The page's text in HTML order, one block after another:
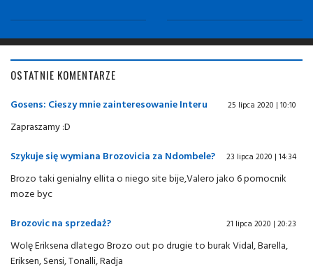
OSTATNIE KOMENTARZE
Gosens: Cieszy mnie zainteresowanie Interu 25 lipca 2020 | 10:10
Zapraszamy :D
Szykuje się wymiana Brozovicia za Ndombele?
23 lipca 2020 | 14:34
Brozo taki genialny elIita o niego site bije,Valero jako 6 pomocnik
moze byc
Brozovic na sprzedaż?
21 lipca 2020 | 20:23
Wolę Eriksena dlatego Brozo out po drugie to burak Vidal, Barella,
Eriksen, Sensi, Tonalli, Radja